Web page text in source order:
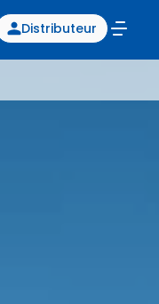
Distributeur